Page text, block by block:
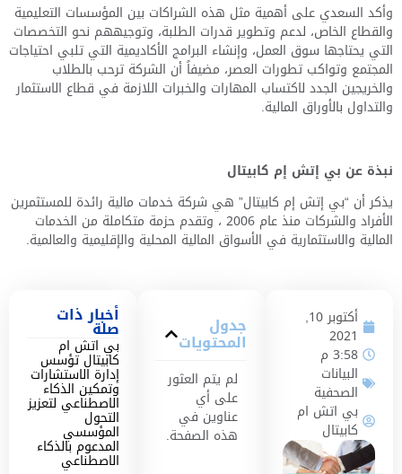
أكتوبر 10,
2021
3:58 م
البيانات
الصحفية
بي اتش ام
كابيتال
جدول
المحتويات
لم يتم العثور
على أي
عناوين في
هذه الصفحة.
أخبار ذات
صلة
بي اتش ام
كابيتال تؤسس
إدارة الاستشارات
وتمكين الذكاء
الاصطناعي لتعزيز
التحول
المؤسسي
المدعوم بالذكاء
الاصطناعي
وأكد السعدي على أهمية مثل هذه الشراكات بين المؤسسات التعليمية
والقطاع الخاص، لدعم وتطوير قدرات الطلبة، وتوجيههم نحو التخصصات
التي يحتاجها سوق العمل، وإنشاء البرامج الأكاديمية التي تلبي احتياجات
المجتمع وتواكب تطورات العصر، مضيفاً أن الشركة ترحب بالطلاب
والخريجين الجدد لاكتساب المهارات والخبرات اللازمة في قطاع الاستثمار
والتداول بالأوراق المالية.
نبذة عن بي إتش إم كابيتال
يذكر أن “بي إتش إم كابيتال” هي شركة خدمات مالية رائدة للمستثمرين
الأفراد والشركات منذ عام 2006 ، وتقدم حزمة متكاملة من الخدمات
المالية والاستثمارية في الأسواق المالية المحلية والإقليمية والعالمية.